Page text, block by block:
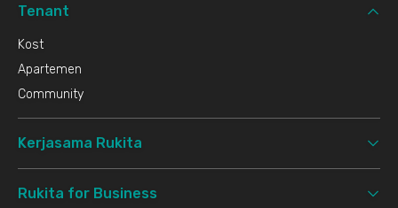
Tenant
Kost
Apartemen
Community
Kerjasama Rukita
Rukita for Business